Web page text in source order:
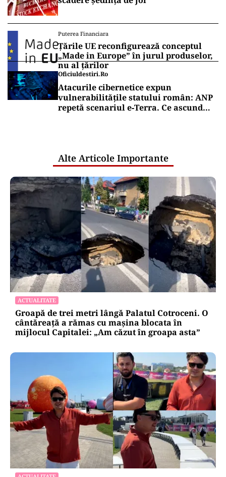
Puterea Financiara
Țările UE reconfigurează conceptul
„Made in Europe” în jurul produselor,
nu al țărilor
Oficiuldestiri.ro
Atacurile cibernetice expun
vulnerabilitățile statului român: ANP
repetă scenariul e‑Terra. Ce ascund
Alte Articole Importante
ACTUALITATE
Groapă de trei metri lângă Palatul Cotroceni. O
cântăreață a rămas cu mașina blocata în
mijlocul Capitalei: „Am căzut în groapa asta”